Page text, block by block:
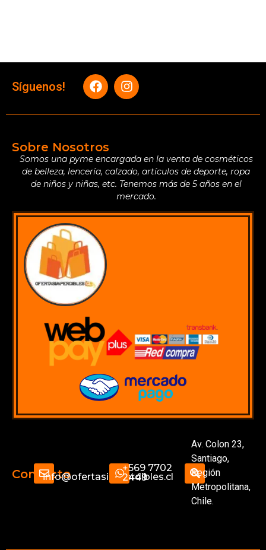
Síguenos!
Sobre Nosotros
Somos una pyme encargada en la venta de cosméticos
de belleza, lencería, calzado, artículos de deporte, ropa
de niños y niñas, etc. Tenemos más de 5 años en el
mercado.
Contactoinfo@ofertasimperdibles.cl
+569 7702
2449
Av. Colon 23,
Santiago,
Región
Metropolitana,
Chile.